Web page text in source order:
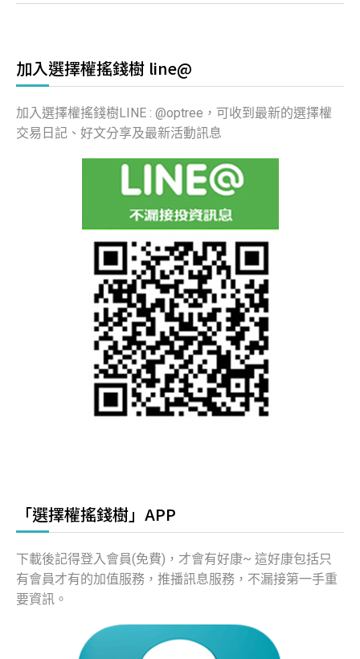
加入選擇權搖錢樹 line@
加入選擇權搖錢樹LINE : @optree，可收到最新的選擇權
交易日記、好文分享及最新活動訊息
「選擇權搖錢樹」APP
下載後記得登入會員(免費)，才會有好康~ 這好康包括只
有會員才有的加值服務，推播訊息服務，不漏接第一手重
要資訊。